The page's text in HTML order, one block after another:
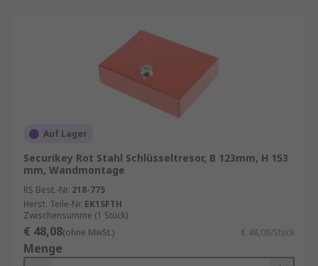
Auf Lager
Securikey Rot Stahl Schlüsseltresor, B 123mm, H 153
mm, Wandmontage
RS Best.-Nr. 218-775
Herst. Teile-Nr. EK1SFTH
Zwischensumme (1 Stück)
€ 48,08(ohne MwSt.) € 48,08/Stück
Menge